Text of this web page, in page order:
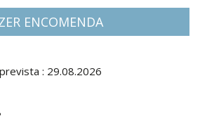
ENCOMENDA
: 29.08.2026